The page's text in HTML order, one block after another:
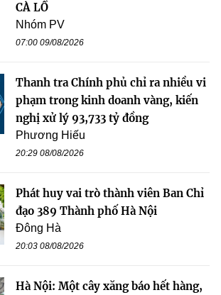
CÀ LỒ
Nhóm PV
07:00 09/08/2026
Thanh tra Chính phủ chỉ ra nhiều vi
phạm trong kinh doanh vàng, kiến
nghị xử lý 93,733 tỷ đồng
Phương Hiếu
20:29 08/08/2026
Phát huy vai trò thành viên Ban Chỉ
đạo 389 Thành phố Hà Nội
Đông Hà
20:03 08/08/2026
Hà Nội: Một cây xăng báo hết hàng,